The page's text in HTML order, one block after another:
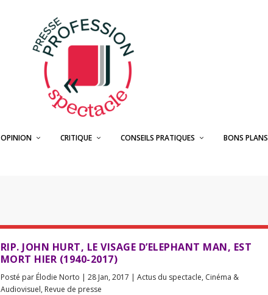
OPINION CRITIQUE CONSEILS PRATIQUES BONS PLANS
RIP. JOHN HURT, LE VISAGE D’ELEPHANT MAN, EST
MORT HIER (1940-2017)
Posté par Élodie Norto | 28 Jan, 2017 | Actus du spectacle, Cinéma &
Audiovisuel, Revue de presse